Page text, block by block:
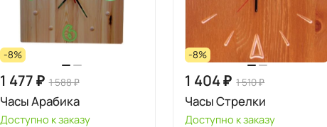
-8%
1 477 ₽ 1 588 ₽
Часы Арабика
Доступно к заказу
-8%
1 404 ₽ 1 510 ₽
Часы Стрелки
Доступно к заказу